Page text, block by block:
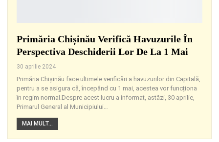
Primăria Chișinău Verifică Havuzurile În
Perspectiva Deschiderii Lor De La 1 Mai
30 aprilie 2024
Primăria Chișinău face ultimele verificări a havuzurilor din Capitală,
pentru a se asigura că, începând cu 1 mai, acestea vor funcționa
în regim normal.Despre acest lucru a informat, astăzi, 30 aprilie,
Primarul General al Municipiului…
MAI MULT...